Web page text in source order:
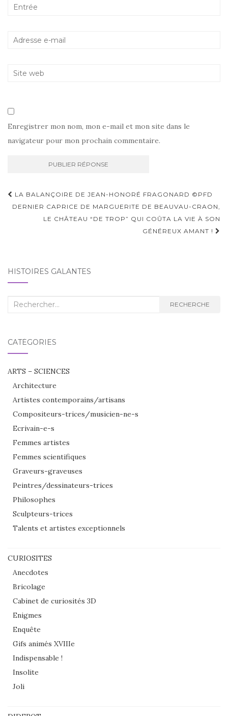
Enregistrer mon nom, mon e-mail et mon site dans le
navigateur pour mon prochain commentaire.
Navigation
d'article
LA BALANÇOIRE DE JEAN-HONORÉ FRAGONARD ©PFD
DERNIER CAPRICE DE MARGUERITE DE BEAUVAU-CRAON,
LE CHÂTEAU “DE TROP” QUI COÛTA LA VIE À SON
GÉNÉREUX AMANT !
HISTOIRES GALANTES
Recherche
RECHERCHE
CATÉGORIES
ARTS – SCIENCES
Architecture
Artistes contemporains/artisans
Compositeurs-trices/musicien-ne-s
Ecrivain-e-s
Femmes artistes
Femmes scientifiques
Graveurs-graveuses
Peintres/dessinateurs-trices
Philosophes
Sculpteurs-trices
Talents et artistes exceptionnels
CURIOSITES
Anecdotes
Bricolage
Cabinet de curiosités 3D
Enigmes
Enquête
Gifs animés XVIIIe
Indispensable !
Insolite
Joli